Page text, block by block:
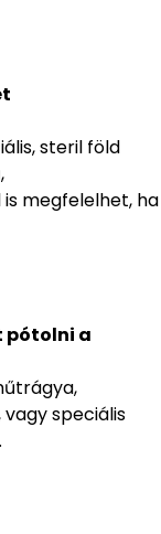
steril föld
megfelelhet, ha
pótolni a
speciális